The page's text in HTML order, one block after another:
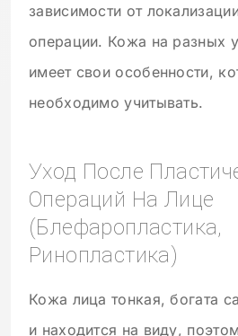
зависимости от
операции. Кожа на разных
имеет свои особенности,
необходимо учитывать.
Уход После
Операций На Лице
(блефаропластика,
Ринопластика)
Кожа лица тонкая, богата
и находится на виду,